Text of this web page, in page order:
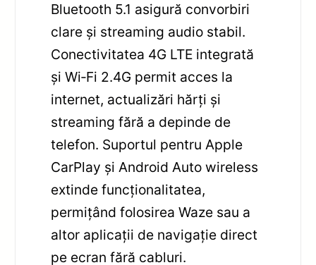
Bluetooth 5.1 asigură convorbiri
clare și streaming audio stabil.
Conectivitatea 4G LTE integrată
și Wi‑Fi 2.4G permit acces la
internet, actualizări hărți și
streaming fără a depinde de
telefon. Suportul pentru Apple
CarPlay și Android Auto wireless
extinde funcționalitatea,
permițând folosirea Waze sau a
altor aplicații de navigație direct
pe ecran fără cabluri.